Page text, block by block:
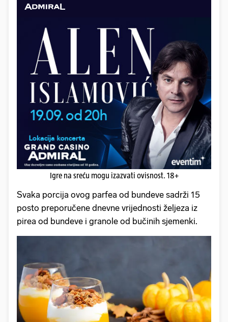
Igre na sreću mogu izazvati ovisnost. 18+
Svaka porcija ovog parfea od bundeve sadrži 15
posto preporučene dnevne vrijednosti željeza iz
pirea od bundeve i granole od bučinih sjemenki.